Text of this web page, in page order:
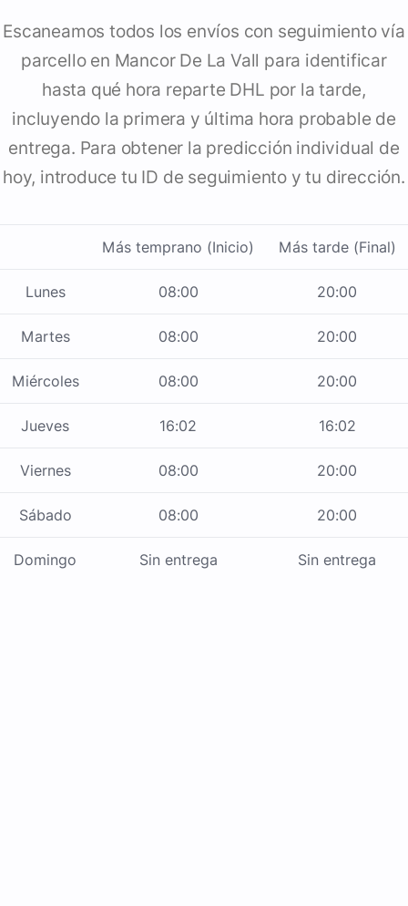
Escaneamos todos los envíos con seguimiento vía
parcello en Mancor De La Vall para identificar
hasta qué hora reparte DHL por la tarde,
incluyendo la primera y última hora probable de
entrega. Para obtener la predicción individual de
hoy, introduce tu ID de seguimiento y tu dirección.
Más temprano (Inicio) Más tarde (Final)
Lunes 08:00 20:00
Martes 08:00 20:00
Miércoles 08:00 20:00
Jueves 16:02 16:02
Viernes 08:00 20:00
Sábado 08:00 20:00
Domingo Sin entrega Sin entrega